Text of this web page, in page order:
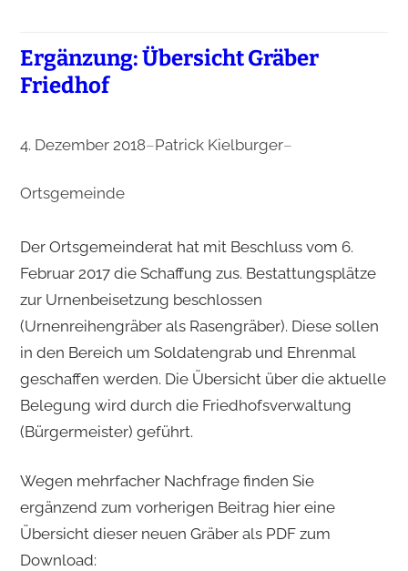
Ergänzung: Übersicht Gräber
Friedhof
4. Dezember 2018–Patrick Kielburger–
Ortsgemeinde
Der Ortsgemeinderat hat mit Beschluss vom 6.
Februar 2017 die Schaffung zus. Bestattungsplätze
zur Urnenbeisetzung beschlossen
(Urnenreihengräber als Rasengräber). Diese sollen
in den Bereich um Soldatengrab und Ehrenmal
geschaffen werden. Die Übersicht über die aktuelle
Belegung wird durch die Friedhofsverwaltung
(Bürgermeister) geführt.
Wegen mehrfacher Nachfrage finden Sie
ergänzend zum vorherigen Beitrag hier eine
Übersicht dieser neuen Gräber als PDF zum
Download: